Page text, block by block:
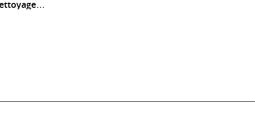
Autolaveuse CT105 nettoyage de grande surface